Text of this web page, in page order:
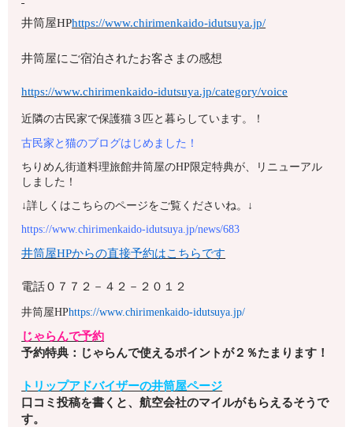
井筒屋HPhttps://www.chirimenkaido-idutsuya.jp/
井筒屋にご宿泊されたお客さまの感想
https://www.chirimenkaido-idutsuya.jp/category/voice
近隣の古民家で保護猫３匹と暮らしています。！
古民家と猫のブログはじめました！
ちりめん街道料理旅館井筒屋のHP限定特典が、リニューアル
しました！
↓詳しくはこちらのページをご覧くださいね。↓
https://www.chirimenkaido-idutsuya.jp/news/683
井筒屋HPからの直接予約はこちらです
電話０７７２－４２－２０１２
井筒屋HPhttps://www.chirimenkaido-idutsuya.jp/
じゃらんで予約
予約特典：じゃらんで使えるポイントが２％たまります！
トリップアドバイザーの井筒屋ページ
口コミ投稿を書くと、航空会社のマイルがもらえるそうで
す。